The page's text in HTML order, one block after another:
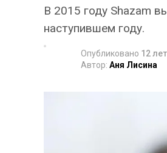
В 2015 году Shazam
наступившем году.
Опубликовано 12
Автор: Аня Лисина